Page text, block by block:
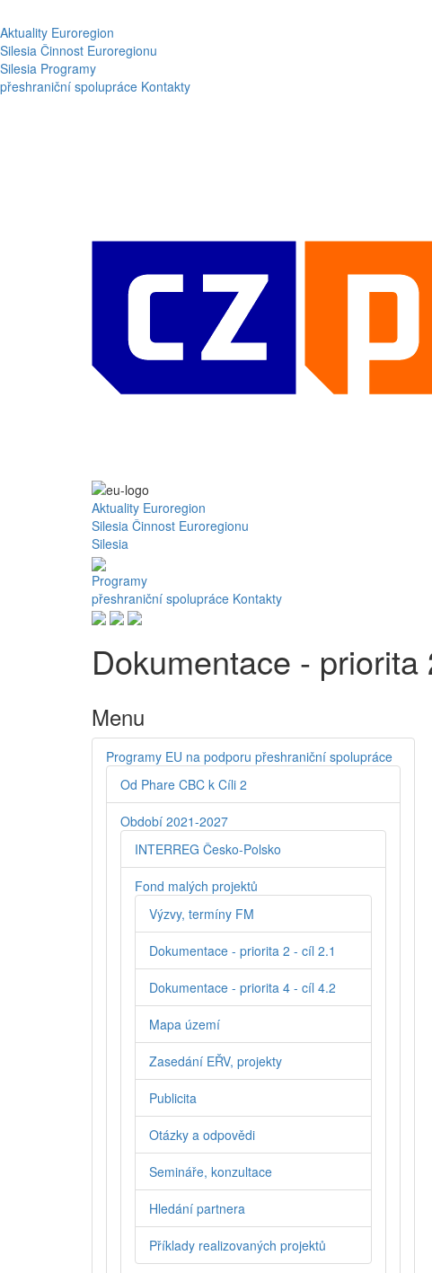
Aktuality Euroregion
Silesia Činnost Euroregionu
Silesia Programy
přeshraniční spolupráce Kontakty
Aktuality Euroregion
Silesia Činnost Euroregionu
Silesia
Programy
přeshraniční spolupráce Kontakty
Dokumentace - priorita
Menu
Programy EU na podporu přeshraniční spolupráce
Od Phare CBC k Cíli 2
Období 2021-2027
INTERREG Česko-Polsko
Fond malých projektů
Výzvy, termíny FM
Dokumentace - priorita 2 - cíl 2.1
Dokumentace - priorita 4 - cíl 4.2
Mapa území
Zasedání EŘV, projekty
Publicita
Otázky a odpovědi
Semináře, konzultace
Hledání partnera
Příklady realizovaných projektů